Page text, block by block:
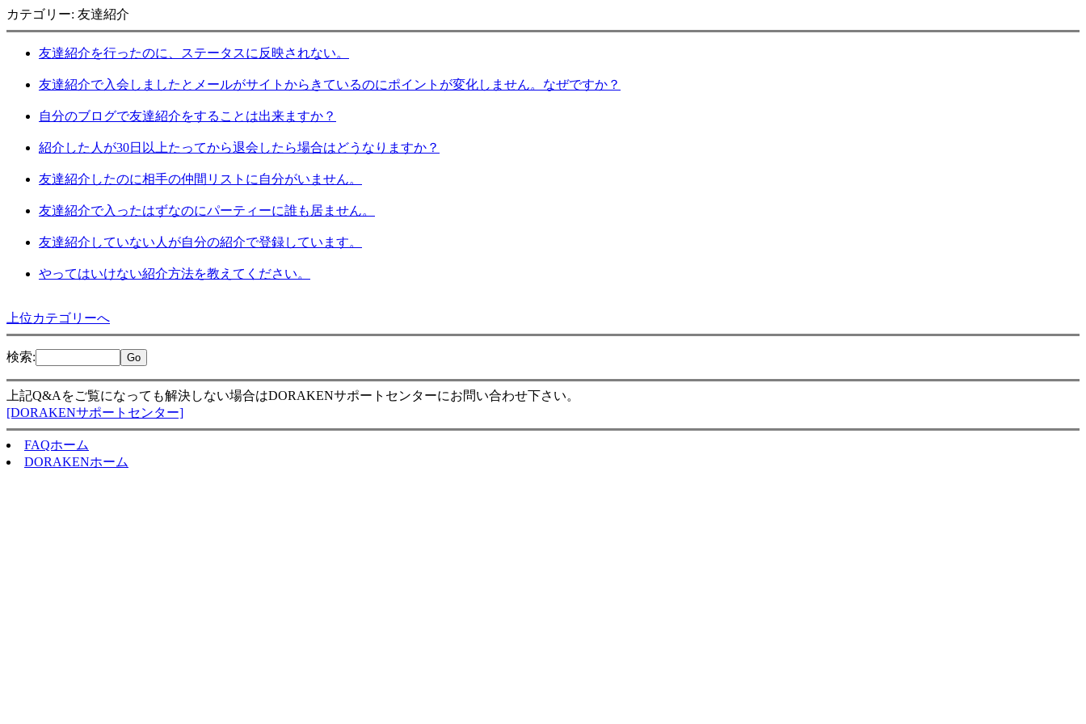
カテゴリー: 友達紹介
友達紹介を行ったのに、ステータスに反映されない。
友達紹介で入会しましたとメールがサイトからきているのにポイントが変化しません。なぜですか？
自分のブログで友達紹介をすることは出来ますか？
紹介した人が30日以上たってから退会したら場合はどうなりますか？
友達紹介したのに相手の仲間リストに自分がいません。
友達紹介で入ったはずなのにパーティーに誰も居ません。
友達紹介していない人が自分の紹介で登録しています。
やってはいけない紹介方法を教えてください。
上位カテゴリーへ
検索:
上記Q&Aをご覧になっても解決しない場合はDORAKENサポートセンターにお問い合わせ下さい。
[DORAKENサポートセンター]
FAQホーム
DORAKENホーム